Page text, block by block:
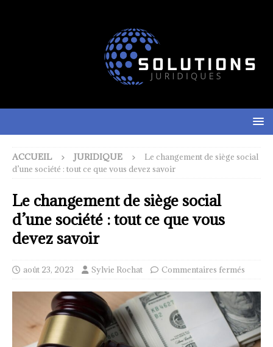
ACCUEIL JURIDIQUE
Le changement de siège social
d’une société : tout ce que vous devez savoir
Le changement de siège social
d’une société : tout ce que vous
devez savoir
août 23, 2023 Sylvie Rochat Commentaires fermés